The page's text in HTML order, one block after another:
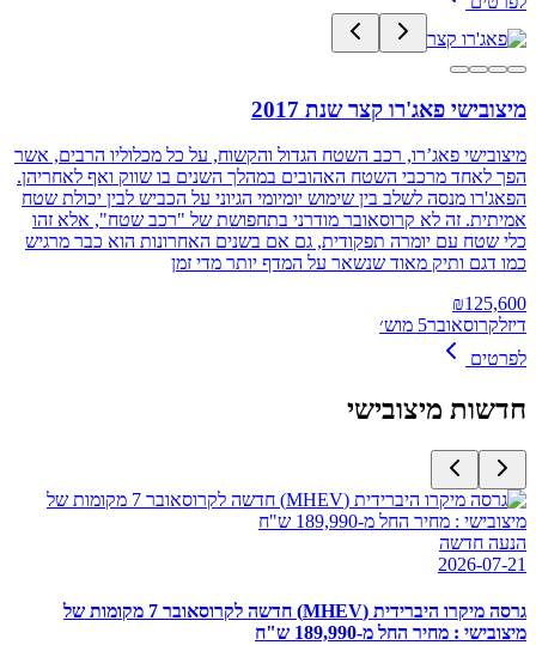
מיצובישי פאג'רו קצר שנת 2017
מיצובישי פאג’רו, רכב השטח הגדול והקשוח, על כל מכלוליו הרבים, אשר
הפך לאחד מרכבי השטח האהובים במהלך השנים בו שווק ואף לאחריהן.
הפאג'רו מנסה לשלב בין שימוש יומיומי הגיוני על הכביש לבין יכולת שטח
אמיתית. זה לא קרוסאובר מודרני בתחפושת של "רכב שטח", אלא זהו
כלי שטח עם יומרה תפקודית, גם אם בשנים האחרונות הוא כבר מרגיש
כמו דגם ותיק מאוד שנשאר על המדף יותר מדי זמן
₪125,600
דיזלקרוסאובר5 מוש׳
לפרטים
חדשות מיצובישי
הנעה חדשה
2026-07-21
גרסה מיקרו היברידית (MHEV) חדשה לקרוסאובר 7 מקומות של
מיצובישי : מחיר החל מ-189,990 ש"ח